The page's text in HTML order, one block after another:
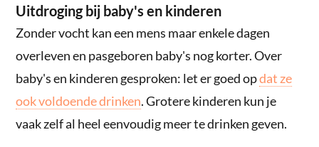
Uitdroging bij baby's en kinderen
Zonder vocht kan een mens maar enkele dagen
overleven en pasgeboren baby's nog korter. Over
baby's en kinderen gesproken: let er goed opdat ze
ook voldoende drinken. Grotere kinderen kun je
vaak zelf al heel eenvoudig meer te drinken geven.